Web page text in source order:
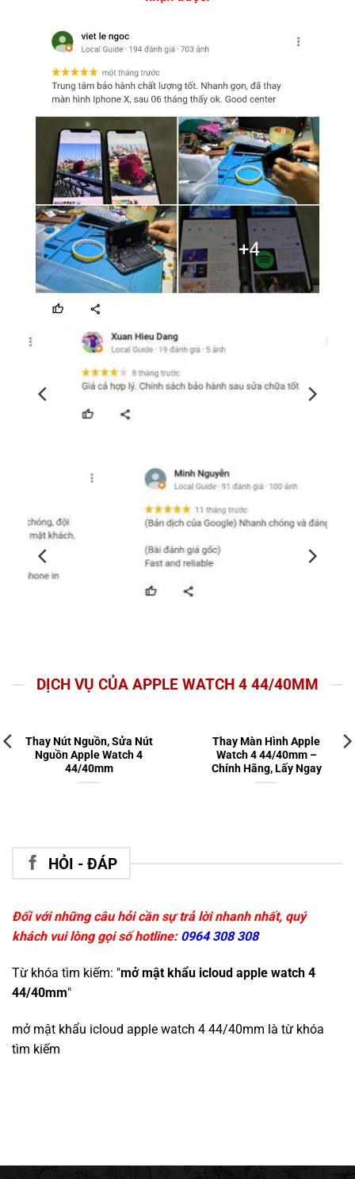
DỊCH VỤ CỦA APPLE WATCH 4 44/40MM
Thay Nút Nguồn, Sửa Nút
Nguồn Apple Watch 4
44/40mm
Thay Màn Hình Apple
Watch 4 44/40mm –
Chính Hãng, Lấy Ngay
HỎI - ĐÁP
Đối với những câu hỏi cần sự trả lời nhanh nhất, quý
khách vui lòng gọi số hotline: 0964 308 308
Từ khóa tìm kiếm: "mở mật khẩu icloud apple watch 4
44/40mm"
mở mật khẩu icloud apple watch 4 44/40mm là từ khóa
tìm kiếm